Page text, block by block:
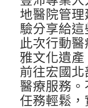
地醫院管
驗分享給
此次行動
雅文化遺
前往宏國
醫療服務
任務輕鬆，